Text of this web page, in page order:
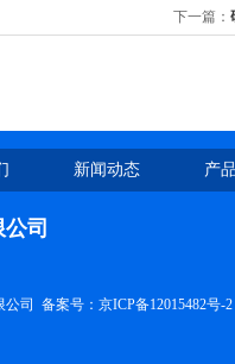
下一篇：
新闻动态 产
司
司 备案号： 京ICP备12015482号-2